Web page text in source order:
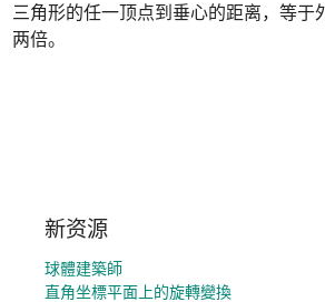
三角形的任一顶点到垂心的距离，等于
两倍。
新资源
球體建築師
直角坐標平面上的旋轉變換